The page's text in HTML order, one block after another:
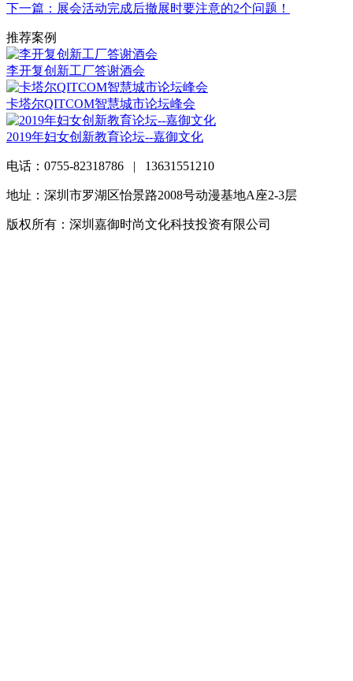
下一篇：展会活动完成后撤展时要注意的2个问题！
推荐案例
李开复创新工厂答谢酒会
卡塔尔QITCOM智慧城市论坛峰会
2019年妇女创新教育论坛--嘉御文化
电话：0755-82318786 | 13631551210
地址：深圳市罗湖区怡景路2008号动漫基地A座2-3层
版权所有：深圳嘉御时尚文化科技投资有限公司